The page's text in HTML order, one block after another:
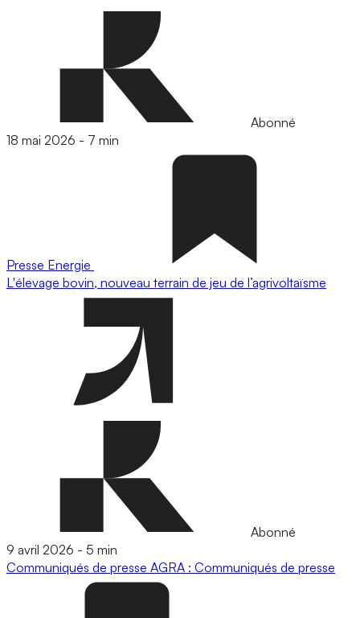
Abonné
18 mai 2026 - 7 min
Presse Energie
L'élevage bovin, nouveau terrain de jeu de l’agrivoltaïsme
Abonné
9 avril 2026 - 5 min
Communiqués de presse AGRA : Communiqués de presse